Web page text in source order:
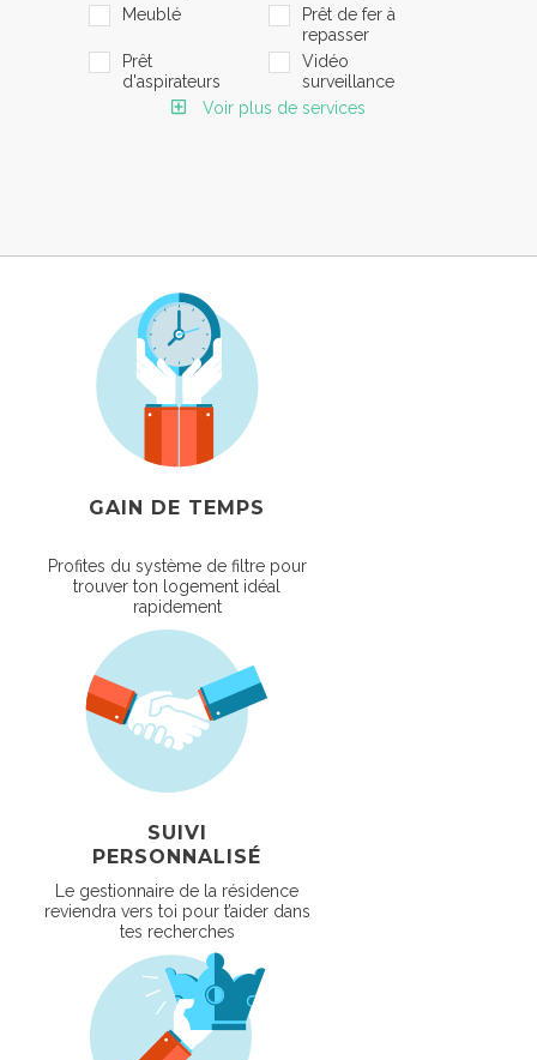
Meublé
Prêt de fer à
repasser
Prêt
d'aspirateurs
Vidéo
surveillance
Voir plus de services
GAIN DE TEMPS
Profites du système de filtre pour
trouver ton logement idéal
rapidement
SUIVI
PERSONNALISÉ
Le gestionnaire de la résidence
reviendra vers toi pour t’aider dans
tes recherches